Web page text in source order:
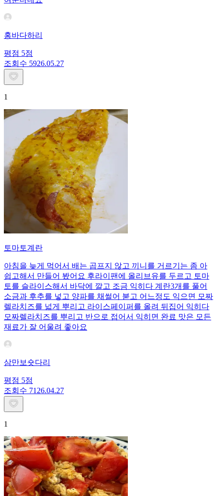
홍바다하리
평점 5점
조회수 5926.05.27
1
토마토계란
아침을 늦게 먹어서 배는 곱프지 않고 끼니를 거르기는 좀 아
쉽고해서 만들어 봤어요 후라이팬에 올리브유를 두르고 토마
토를 슬라이스해서 바닥에 깔고 조금 익히다 계란3개를 풀어
소금과 후추를 넣고 양파를 채썰어 붇고 어느정도 익으면 모짜
렐라치즈를 넓게 뿌리고 라이스페이퍼를 올려 뒤집어 익히다
모짜렐라치즈를 뿌리고 반으로 접어서 익히면 완료 맛은 모든
재료가 잘 어울려 좋아요
삼만보숏다리
평점 5점
조회수 71 26.04.27
1